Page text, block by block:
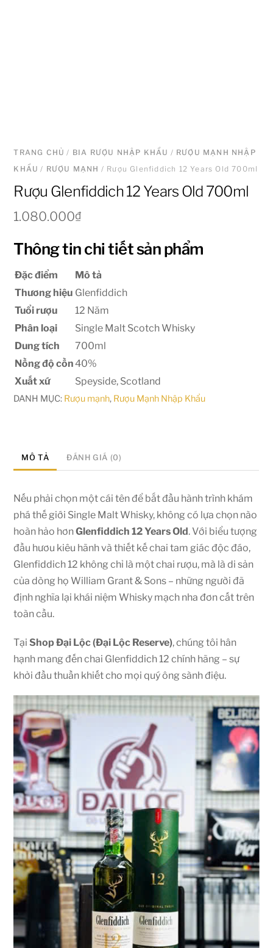
TRANG CHỦ / BIA RƯỢU NHẬP KHẨU / RƯỢU MẠNH NHẬP
KHẨU / RƯỢU MẠNH / Rượu Glenfiddich 12 Years Old 700ml
Rượu Glenfiddich 12 Years Old 700ml
1.080.000₫
Thông tin chi tiết sản phẩm
Đặc điểm
Mô tả
Thương hiệu Glenfiddich
Tuổi rượu
12 Năm
Phân loại
Single Malt Scotch Whisky
Dung tích
700ml
Nồng độ cồn40%
Xuất xứ
Speyside, Scotland
DANH MỤC: Rượu mạnh, Rượu Mạnh Nhập Khẩu
MÔ TẢ ĐÁNH GIÁ (0)
Nếu phải chọn một cái tên để bắt đầu hành trình khám
phá thế giới Single Malt Whisky, không có lựa chọn nào
hoàn hảo hơnGlenfiddich 12 Years Old . Với biểu tượng
đầu hươu kiêu hãnh và thiết kế chai tam giác độc đáo,
Glenfiddich 12 không chỉ là một chai rượu, mà là di sản
của dòng họ William Grant & Sons – những người đã
định nghĩa lại khái niệm Whisky mạch nha đơn cất trên
toàn cầu.
TạiShop Đại Lộc (Đại Lộc Reserve), chúng tôi hân
hạnh mang đến chai Glenfiddich 12 chính hãng – sự
khởi đầu thuần khiết cho mọi quý ông sành điệu.